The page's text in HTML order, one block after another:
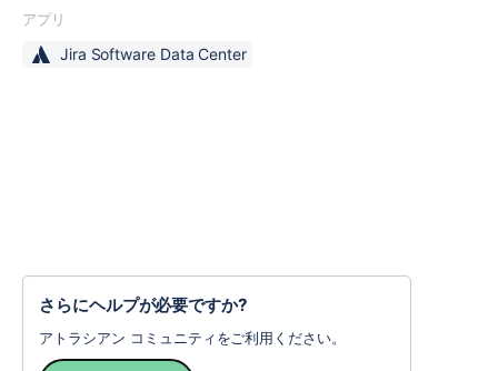
アプリ
Jira Software Data Center
さらにヘルプが必要ですか?
アトラシアン コミュニティをご利用ください。